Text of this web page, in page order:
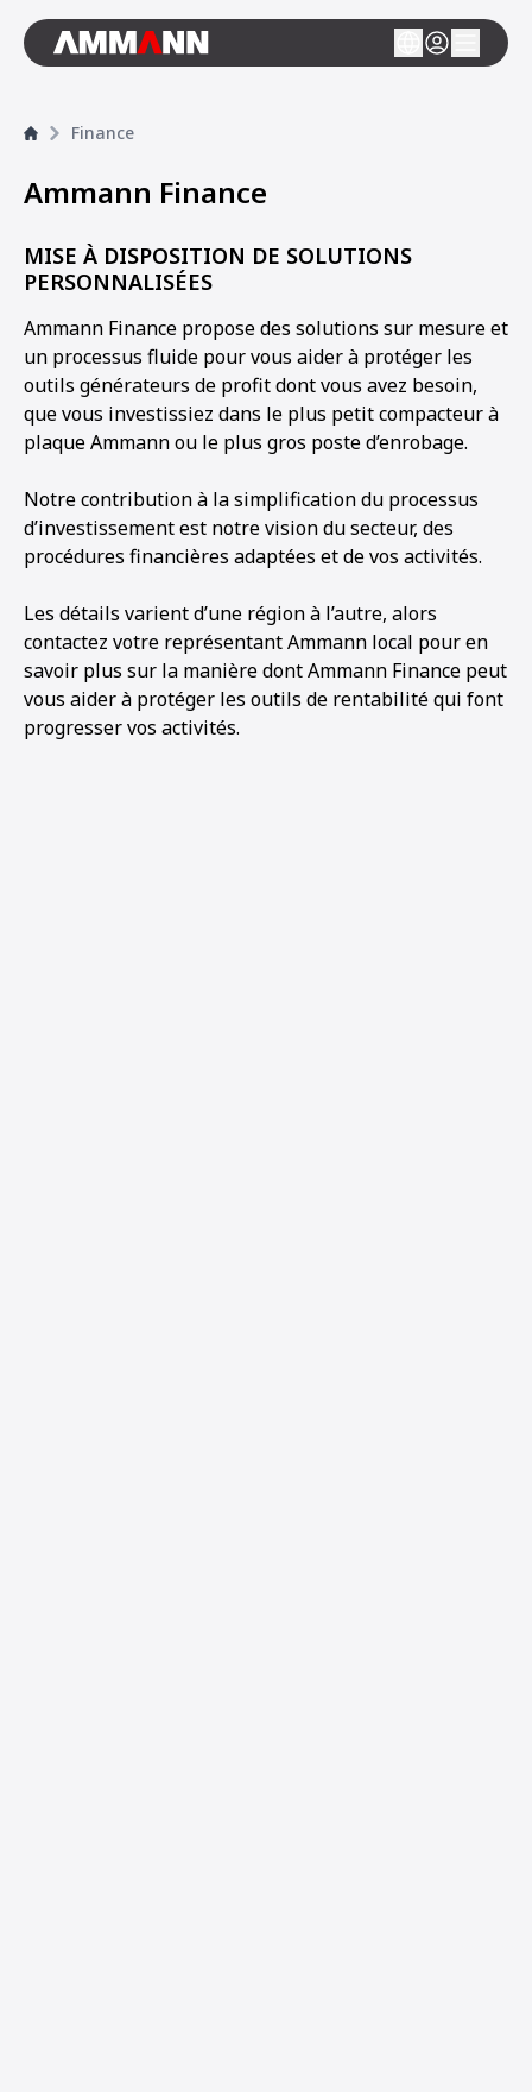
Finance
Ammann Finance
MISE À DISPOSITION DE SOLUTIONS
PERSONNALISÉES
Ammann Finance propose des solutions sur mesure et
un processus fluide pour vous aider à protéger les
outils générateurs de profit dont vous avez besoin,
que vous investissiez dans le plus petit compacteur à
plaque Ammann ou le plus gros poste d’enrobage.
Notre contribution à la simplification du processus
d’investissement est notre vision du secteur, des
procédures financières adaptées et de vos activités.
Les détails varient d’une région à l’autre, alors
contactez votre représentant Ammann local pour en
savoir plus sur la manière dont Ammann Finance peut
vous aider à protéger les outils de rentabilité qui font
progresser vos activités.